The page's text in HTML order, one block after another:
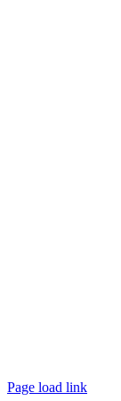
Page load link